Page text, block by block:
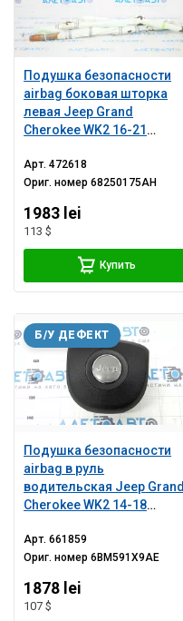
Подушка безопасности
airbag боковая шторка
левая Jeep Grand
Cherokee WK2 16-21
Арт.472618
Ориг. номер68250175AH
1983 lei
113 $
Купить
Подушка безопасности
airbag в руль
водительская Jeep Grand
Cherokee WK2 14-18
Б/У ДЕФЕКТ
Арт.661859
Ориг. номер6BM591X9AE
1878 lei
107 $